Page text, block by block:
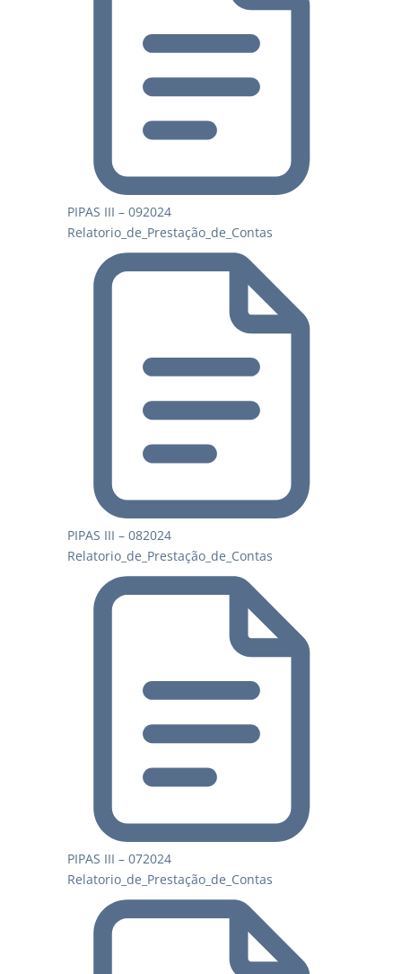
PIPAS III – 092024
Relatorio_de_Prestação_de_Contas
PIPAS III – 082024
Relatorio_de_Prestação_de_Contas
PIPAS III – 072024
Relatorio_de_Prestação_de_Contas